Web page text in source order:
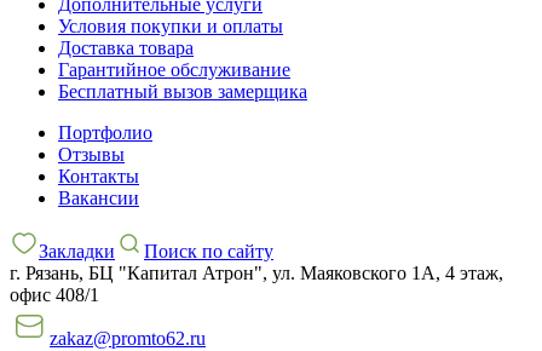
Дополнительные услуги
Условия покупки и оплаты
Доставка товара
Гарантийное обслуживание
Бесплатный вызов замерщика
Портфолио
Отзывы
Контакты
Вакансии
Закладки
Поиск по сайту
г. Рязань, БЦ "Капитал Атрон", ул. Маяковского 1А, 4 этаж,
офис 408/1
zakaz@promto62.ru